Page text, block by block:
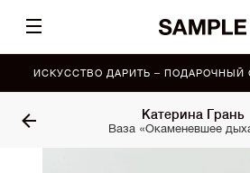
ИСКУССТВО ДАРИТЬ – ПОДАРОЧНЫЙ
Катерина Грань
Ваза «Окаменевшее